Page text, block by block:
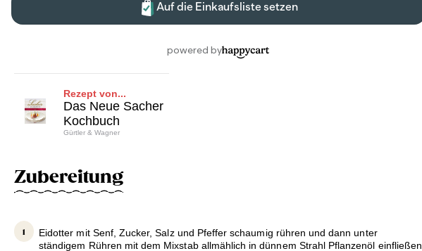
Rezept von...
Das Neue Sacher
Kochbuch
Gürtler & Wagner
Zubereitung
Eidotter mit Senf, Zucker, Salz und Pfeffer schaumig rühren und dann unter
ständigem Rühren mit dem Mixstab allmählich in dünnem Strahl Pflanzenöl einfließen